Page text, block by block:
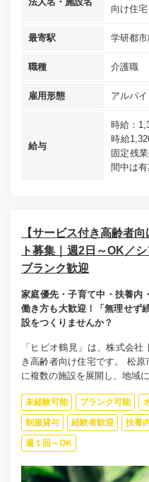
向け住
最寄駅 学研都
職種 介護職
雇用形態 アルバ
給与
時給：
時給
固定残
間中は有
【サービス付き高齢者
ト募集｜週2日～OK／
ブランク歓迎
家庭優先・子育て中・扶養
働き方も大歓迎！「無理せず
設をつくりませんか？
「ヒビオ鶴見」は、株式会
き高齢者向け住宅です。 松
に複数の施設を展開し、地域
未経験可能 ブランク可能
制服貸与 経験者歓迎 扶養
週１回～OK